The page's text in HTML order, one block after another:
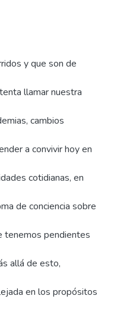
y que son de
llamar nuestra
cambios
a convivir hoy en
cotidianas, en
de conciencia sobre
tenemos pendientes
allá de esto,
en los propósitos